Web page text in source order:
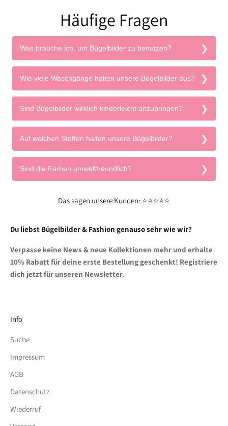
Häufige Fragen
Was brauche ich, um Bügelbilder zu benutzen?
Wie viele Waschgänge halten unsere Bügelbilder aus?
Sind Bügelbilder wirklich kinderleicht anzubringen?
Auf welchen Stoffen halten unsere Bügelbilder?
Sind die Farben umweltfreundlich?
Das sagen unsere Kunden: ⭐⭐⭐⭐⭐
Du liebst Bügelbilder & Fashion genauso sehr wie wir?
Verpasse keine News & neue Kollektionen mehr und erhalte
10% Rabatt für deine erste Bestellung geschenkt! Registriere
dich jetzt für unseren Newsletter.
Info
Suche
Impressum
AGB
Datenschutz
Wiederruf